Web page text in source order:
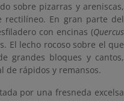
sobre pizarras y areniscas,
rectilíneo. En gran parte del
con encinas (Quercus
El lecho rocoso sobre el que
grandes bloques y cantos,
de rápidos y remansos.
por una fresneda excelsa